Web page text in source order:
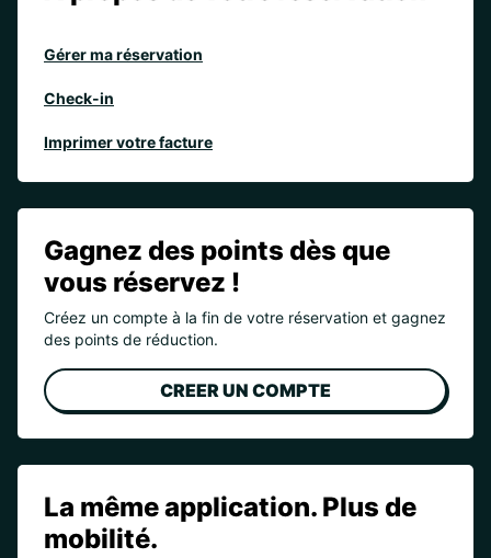
Gérer ma réservation
Check-in
Imprimer votre facture
Gagnez des points dès que
vous réservez !
Créez un compte à la fin de votre réservation et gagnez
des points de réduction.
CREER UN COMPTE
La même application. Plus de
mobilité.